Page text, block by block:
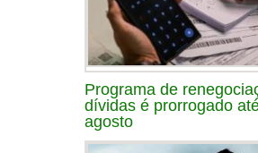
Programa de
dívidas é prorrogado
agosto